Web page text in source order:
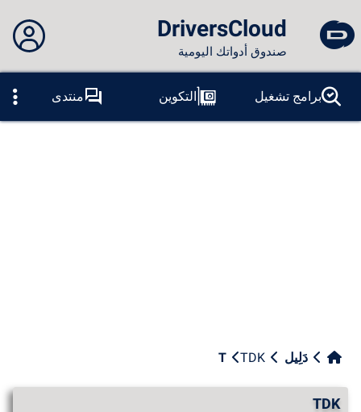
DriversCloud
صندوق أدواتك اليومية
لم تقم بتسجيل الدخول...
الاتصال بالموقع
برامج تشغيل التكوين
منتدى
المسابر
الموت الزرقاء ادوات
دَلِيل T TDK
TDK